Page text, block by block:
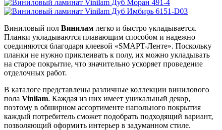
Виниловый пол Винилам легко и быстро укладывается.
Планки укладываются плавающим способом и надежно
соединяются благодаря клеевой «SMAPT-Ленте». Поскольку
планки не нужно приклеивать к полу, их можно укладывать
на старое покрытие, что значительно ускоряет проведение
отделочных работ.
В каталоге представлены различные коллекции винилового
пола Vinilam. Каждая из них имеет уникальный декор,
поэтому в обширном ассортименте напольного покрытия
каждый потребитель сможет подобрать подходящий вариант,
позволяющий оформить интерьер в задуманном стиле.